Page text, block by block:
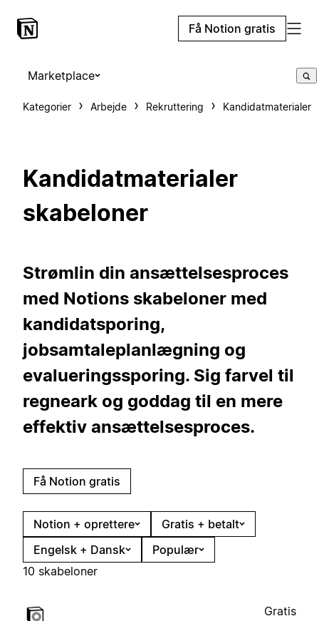
Få Notion gratis
Marketplace
Kategorier Arbejde Rekruttering Kandidatmaterialer
Kandidatmaterialer
skabeloner
Strømlin din ansættelsesproces
med Notions skabeloner med
kandidatsporing,
jobsamtaleplanlægning og
evalueringssporing. Sig farvel til
regneark og goddag til en mere
effektiv ansættelsesproces.
Få Notion gratis
Notion + oprettere
Gratis + betalt
Engelsk + Dansk
Populær
10 skabeloner
Gratis